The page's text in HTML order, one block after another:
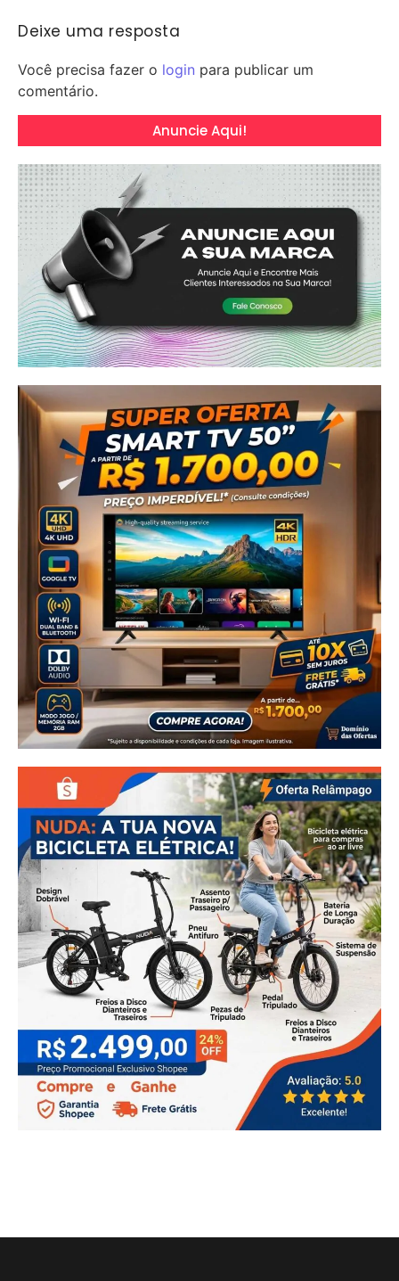
Deixe uma resposta
Você precisa fazer o login para publicar um
comentário.
Anuncie Aqui!